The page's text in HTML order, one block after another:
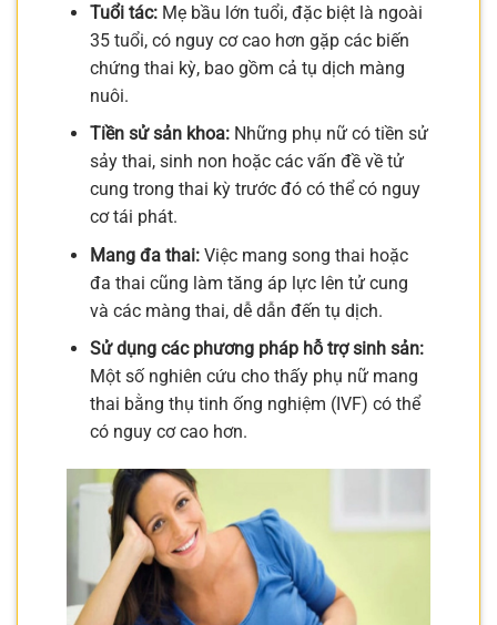
Tuổi tác:Mẹ bầu lớn tuổi, đặc biệt là ngoài
35 tuổi, có nguy cơ cao hơn gặp các biến
chứng thai kỳ, bao gồm cả tụ dịch màng
nuôi.
Tiền sử sản khoa:Những phụ nữ có tiền sử
sảy thai, sinh non hoặc các vấn đề về tử
cung trong thai kỳ trước đó có thể có nguy
cơ tái phát.
Mang đa thai:Việc mang song thai hoặc
đa thai cũng làm tăng áp lực lên tử cung
và các màng thai, dễ dẫn đến tụ dịch.
Sử dụng các phương pháp hỗ trợ sinh sản:
Một số nghiên cứu cho thấy phụ nữ mang
thai bằng thụ tinh ống nghiệm (IVF) có thể
có nguy cơ cao hơn.